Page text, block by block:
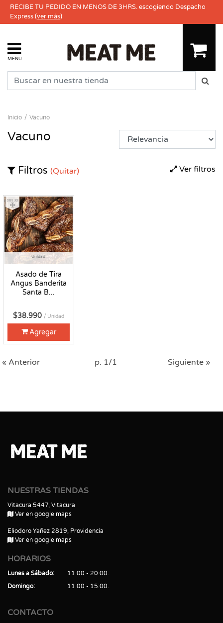
RECIBE TU PEDIDO EN MENOS DE 3HRS. escogiendo Despacho
Express(ver más)
MENU
Inicio Vacuno
Vacuno
Ver filtros
Filtros (Quitar)
Unidad
Asado de Tira
Angus Banderita
Santa B...
Congelado
$38.990 / Unidad
Agregar
« Anterior p. 1/1 Siguiente »
NUESTRAS TIENDAS
Vitacura 5447, Vitacura
Ver en google maps
Eliodoro Yañez 2819, Providencia
Ver en google maps
HORARIOS
Lunes a Sábado
11:00 - 20:00
Domingo
11:00 - 15:00
CONTACTO